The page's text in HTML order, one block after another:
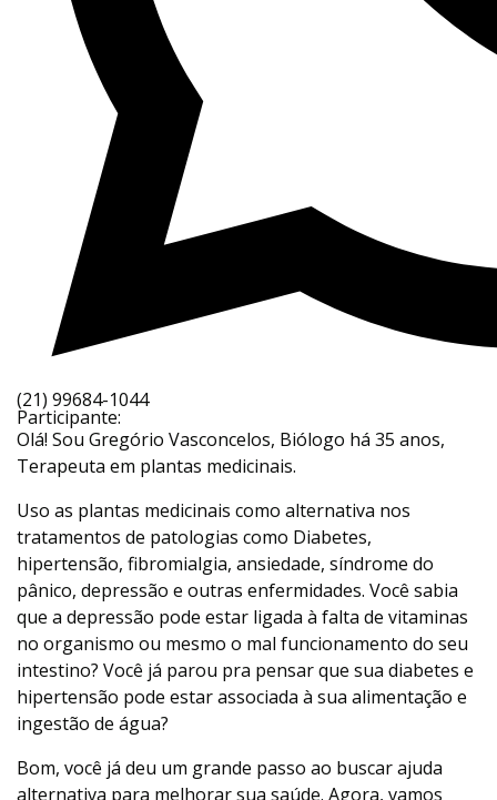
(21) 99684-1044
Participante:
Olá! Sou Gregório Vasconcelos, Biólogo há 35 anos,
Terapeuta em plantas medicinais.
Uso as plantas medicinais como alternativa nos
tratamentos de patologias como Diabetes,
hipertensão, fibromialgia, ansiedade, síndrome do
pânico, depressão e outras enfermidades. Você sabia
que a depressão pode estar ligada à falta de vitaminas
no organismo ou mesmo o mal funcionamento do seu
intestino? Você já parou pra pensar que sua diabetes e
hipertensão pode estar associada à sua alimentação e
ingestão de água?
Bom, você já deu um grande passo ao buscar ajuda
alternativa para melhorar sua saúde. Agora, vamos